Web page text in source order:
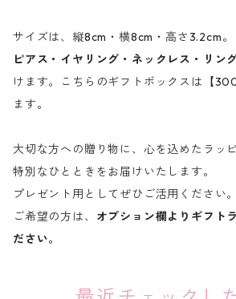
サイズは、縦8cm・横8cm・高さ3.2cm。
ピアス・イヤリング・ネックレス・リン
けます。こちらのギフトボックスは【
ます。
大切な方への贈り物に、心を込めたラッ
特別なひとときをお届けいたします。
プレゼント用としてぜひご活用ください。
ご希望の方は、 オプション欄よりギフト
ださい。